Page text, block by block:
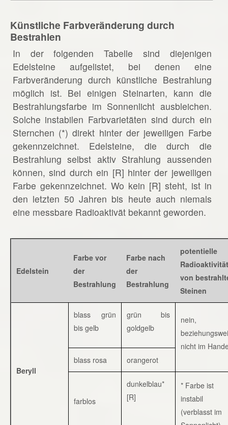
Künstliche Farbveränderung durch
Bestrahlen
In der folgenden Tabelle sind diejenigen
Edelsteine aufgelistet, bei denen eine
Farbveränderung durch künstliche Bestrahlung
möglich ist. Bei einigen Steinarten, kann die
Bestrahlungsfarbe im Sonnenlicht ausbleichen.
Solche instabilen Farbvarietäten sind durch ein
Sternchen (*) direkt hinter der jeweiligen Farbe
gekennzeichnet. Edelsteine, die durch die
Bestrahlung selbst aktiv Strahlung aussenden
können, sind durch ein [R] hinter der jeweiligen
Farbe gekennzeichnet. Wo kein [R] steht, ist in
den letzten 50 Jahren bis heute auch niemals
eine messbare Radioaktivät bekannt geworden.
Edelstein
Farbe vor
der
Bestrahlung
Farbe nach
der
Bestrahlung
potentielle
Radioaktivität
von
Steinen
Beryll
blass grün
bis gelb
grün bis
goldgelb
nein,
nicht im
blass rosa
orangerot
farblos
dunkelblau*
[R]
* Farbe ist
instabil
(verblasst im